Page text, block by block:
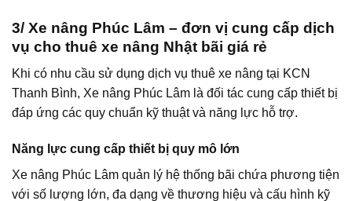
3/ Xe nâng Phúc Lâm – đơn vị cung cấp dịch
vụ cho thuê xe nâng Nhật bãi giá rẻ
Khi có nhu cầu sử dụng dịch vụ thuê xe nâng tại KCN
Thanh Bình, Xe nâng Phúc Lâm là đối tác cung cấp thiết bị
đáp ứng các quy chuẩn kỹ thuật và năng lực hỗ trợ.
Năng lực cung cấp thiết bị quy mô lớn
Xe nâng Phúc Lâm quản lý hệ thống bãi chứa phương tiện
với số lượng lớn, đa dạng về thương hiệu và cấu hình kỹ